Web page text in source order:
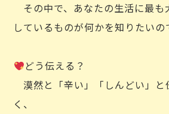
その中で、あなたの生活に最も
しているものが何かを知りたいの
どう伝える？
漠然と「辛い」「しんどい」と
く、